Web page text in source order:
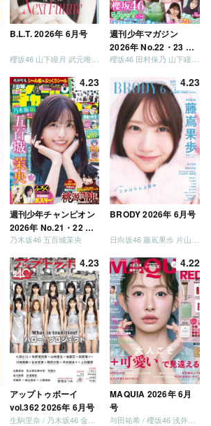
B.L.T. 2026年 6月号
櫻坂46 山下瞳月 武元唯衣 / 乃木坂46 海邉朱莉
週刊少年マガジン
2026年 No.22・23 合
併号
櫻坂46 田村保乃 山下瞳月 山川宇衣
4.23
週刊少年チャンピオン
2026年 No.21・22 合
併号
乃木坂46 五百城茉央
4.23
BRODY 2026年 6月号
4.23
アップトゥボーイ
vol.362 2026年 6月号
4.22
MAQUIA 2026年 6月
号